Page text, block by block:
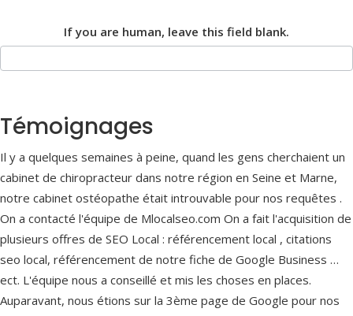
If you are human, leave this field blank.
Témoignages
Il y a quelques semaines à peine, quand les gens cherchaient un
cabinet de chiropracteur dans notre région en Seine et Marne,
notre cabinet ostéopathe était introuvable pour nos requêtes .
On a contacté l'équipe de Mlocalseo.com On a fait l'acquisition de
plusieurs offres de SEO Local : référencement local , citations
seo local, référencement de notre fiche de Google Business …
ect. L'équipe nous a conseillé et mis les choses en places.
Auparavant, nous étions sur la 3ème page de Google pour nos